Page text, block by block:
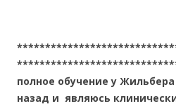
полное обучение у
назад и являюсь